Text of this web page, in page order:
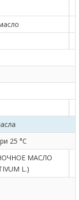
25 °C
МАСЛО
L.)